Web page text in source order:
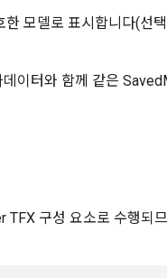
모델로 표시합니다(선택
이터와 함께 같은
TFX 구성 요소로 수행되